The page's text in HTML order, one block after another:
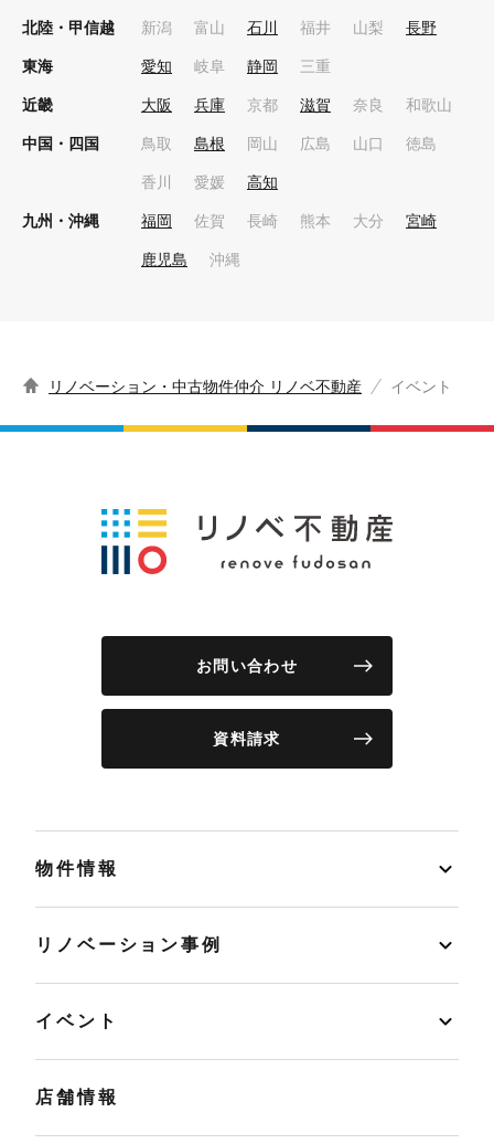
北陸・甲信越 新潟 富山 石川 福井 山梨 長野
東海 愛知 岐阜 静岡 三重
近畿 大阪 兵庫 京都 滋賀 奈良 和歌山
中国・四国 鳥取 島根 岡山 広島 山口 徳島
香川 愛媛 高知
九州・沖縄 福岡 佐賀 長崎 熊本 大分 宮崎
鹿児島 沖縄
リノベーション・中古物件仲介 リノベ不動産 イベント
お問い合わせ
資料請求
物件情報
リノベーション事例
イベント
店舗情報